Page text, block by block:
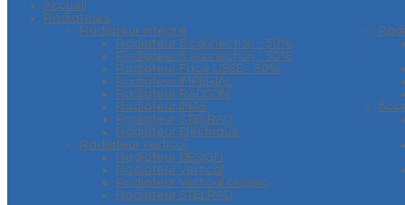
Accueil
Radiateurs
Radiateur intégré
Radiateur 6 connection - 50%
Radiateur 8 connection - 50%
Radiateur Face LISSE - 50%
Radiateur IMPERIAL
Radiateur RADSON
Radiateur IMAS
Radiateur STELRAD
Radiateur Electrique
Radiateur vertical
Radiateur DESIGN
Radiateur Vertical
Radiateur Vertical classic
Radiateur STELRAD